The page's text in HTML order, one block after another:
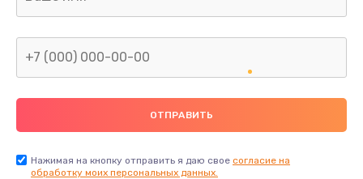
Заказать
Замена термопасты
от 995 руб.
Нажимая на кнопку отправить я даю свое согласие на
обработку моих персональных данных.